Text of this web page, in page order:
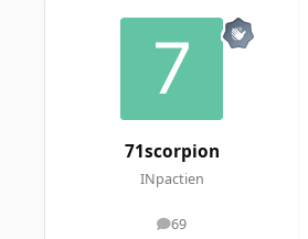
71scorpion
INpactien
69
messages